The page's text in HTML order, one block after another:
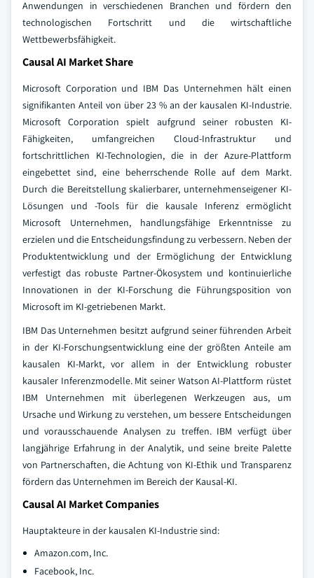
Anwendungen in verschiedenen Branchen und fördern den
technologischen Fortschritt und die wirtschaftliche
Wettbewerbsfähigkeit.
Causal AI Market Share
Microsoft Corporation und IBM Das Unternehmen hält einen
signifikanten Anteil von über 23 % an der kausalen KI-Industrie.
Microsoft Corporation spielt aufgrund seiner robusten KI-
Fähigkeiten, umfangreichen Cloud-Infrastruktur und
fortschrittlichen KI-Technologien, die in der Azure-Plattform
eingebettet sind, eine beherrschende Rolle auf dem Markt.
Durch die Bereitstellung skalierbarer, unternehmenseigener KI-
Lösungen und -Tools für die kausale Inferenz ermöglicht
Microsoft Unternehmen, handlungsfähige Erkenntnisse zu
erzielen und die Entscheidungsfindung zu verbessern. Neben der
Produktentwicklung und der Ermöglichung der Entwicklung
verfestigt das robuste Partner-Ökosystem und kontinuierliche
Innovationen in der KI-Forschung die Führungsposition von
Microsoft im KI-getriebenen Markt.
IBM Das Unternehmen besitzt aufgrund seiner führenden Arbeit
in der KI-Forschungsentwicklung eine der größten Anteile am
kausalen KI-Markt, vor allem in der Entwicklung robuster
kausaler Inferenzmodelle. Mit seiner Watson AI-Plattform rüstet
IBM Unternehmen mit überlegenen Werkzeugen aus, um
Ursache und Wirkung zu verstehen, um bessere Entscheidungen
und vorausschauende Analysen zu treffen. IBM verfügt über
langjährige Erfahrung in der Analytik, und seine breite Palette
von Partnerschaften, die Achtung von KI-Ethik und Transparenz
fördern das Unternehmen im Bereich der Kausal-KI.
Causal AI Market Companies
Hauptakteure in der kausalen KI-Industrie sind:
Amazon.com, Inc.
Facebook, Inc.